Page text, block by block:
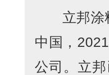
立邦涂
中国，
公司。立